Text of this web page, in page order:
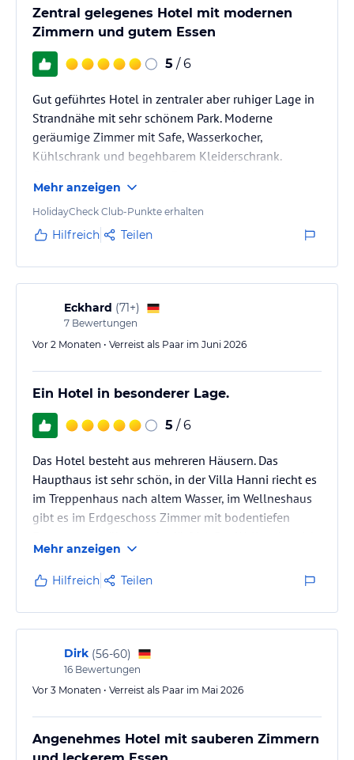
Zentral gelegenes Hotel mit modernen
Zimmern und gutem Essen
5 / 6
Gut geführtes Hotel in zentraler aber ruhiger Lage in
Strandnähe mit sehr schönem Park. Moderne
geräumige Zimmer mit Safe, Wasserkocher,
Kühlschrank und begehbarem Kleiderschrank.
verschiedenen Saunen; finnische Sauna könnte
etwas grösser sein. Keine Bademäntel und
Hausschuhe inkludiert. Essen ist gut, bei HP abends 3
Fleisch, vegetarisch und vegan). Tiefgarage ist sehr
eng und kostet € 12 pro Tag.
Mehr anzeigen
HolidayCheck Club-Punkte erhalten
Hilfreich Teilen
Eckhard (71+)
7 Bewertungen
Vor 2 Monaten • Verreist als Paar im Juni 2026
Ein Hotel in besonderer Lage.
5 / 6
Das Hotel besteht aus mehreren Häusern. Das
Haupthaus ist sehr schön, in der Villa Hanni riecht es
im Treppenhaus nach altem Wasser, im Wellneshaus
gibt es im Erdgeschoss Zimmer mit bodentiefen
ist richtig schön, der Whirlpool hingegen schon
länger ausser Betrieb. Die Sauberkeit stimmt, das
Essen schmeckt.
Mehr anzeigen
Hilfreich Teilen
Dirk (56-60)
16 Bewertungen
Vor 3 Monaten • Verreist als Paar im Mai 2026
Angenehmes Hotel mit sauberen Zimmern